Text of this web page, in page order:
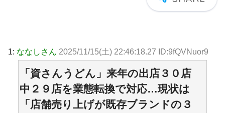
1: ななしさん 2025/11/15(土) 22:46:18.27 ID:9fQVNuor9
「資さんうどん」来年の出店３０店
中２９店を業態転換で対応…現状は
「店舗売り上げが既存ブランドの３